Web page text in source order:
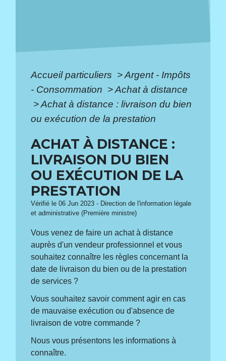
Accueil particuliers >Argent - Impôts
- Consommation >Achat à distance
>Achat à distance : livraison du bien
ou exécution de la prestation
ACHAT À DISTANCE :
LIVRAISON DU BIEN
OU EXÉCUTION DE LA
PRESTATION
Vérifié le 06 Jun 2023 - Direction de l'information légale
et administrative (Première ministre)
Vous venez de faire un achat à distance
auprès d'un vendeur professionnel et vous
souhaitez connaître les règles concernant la
date de livraison du bien ou de la prestation
de services ?
Vous souhaitez savoir comment agir en cas
de mauvaise exécution ou d'absence de
livraison de votre commande ?
Nous vous présentons les informations à
connaître.